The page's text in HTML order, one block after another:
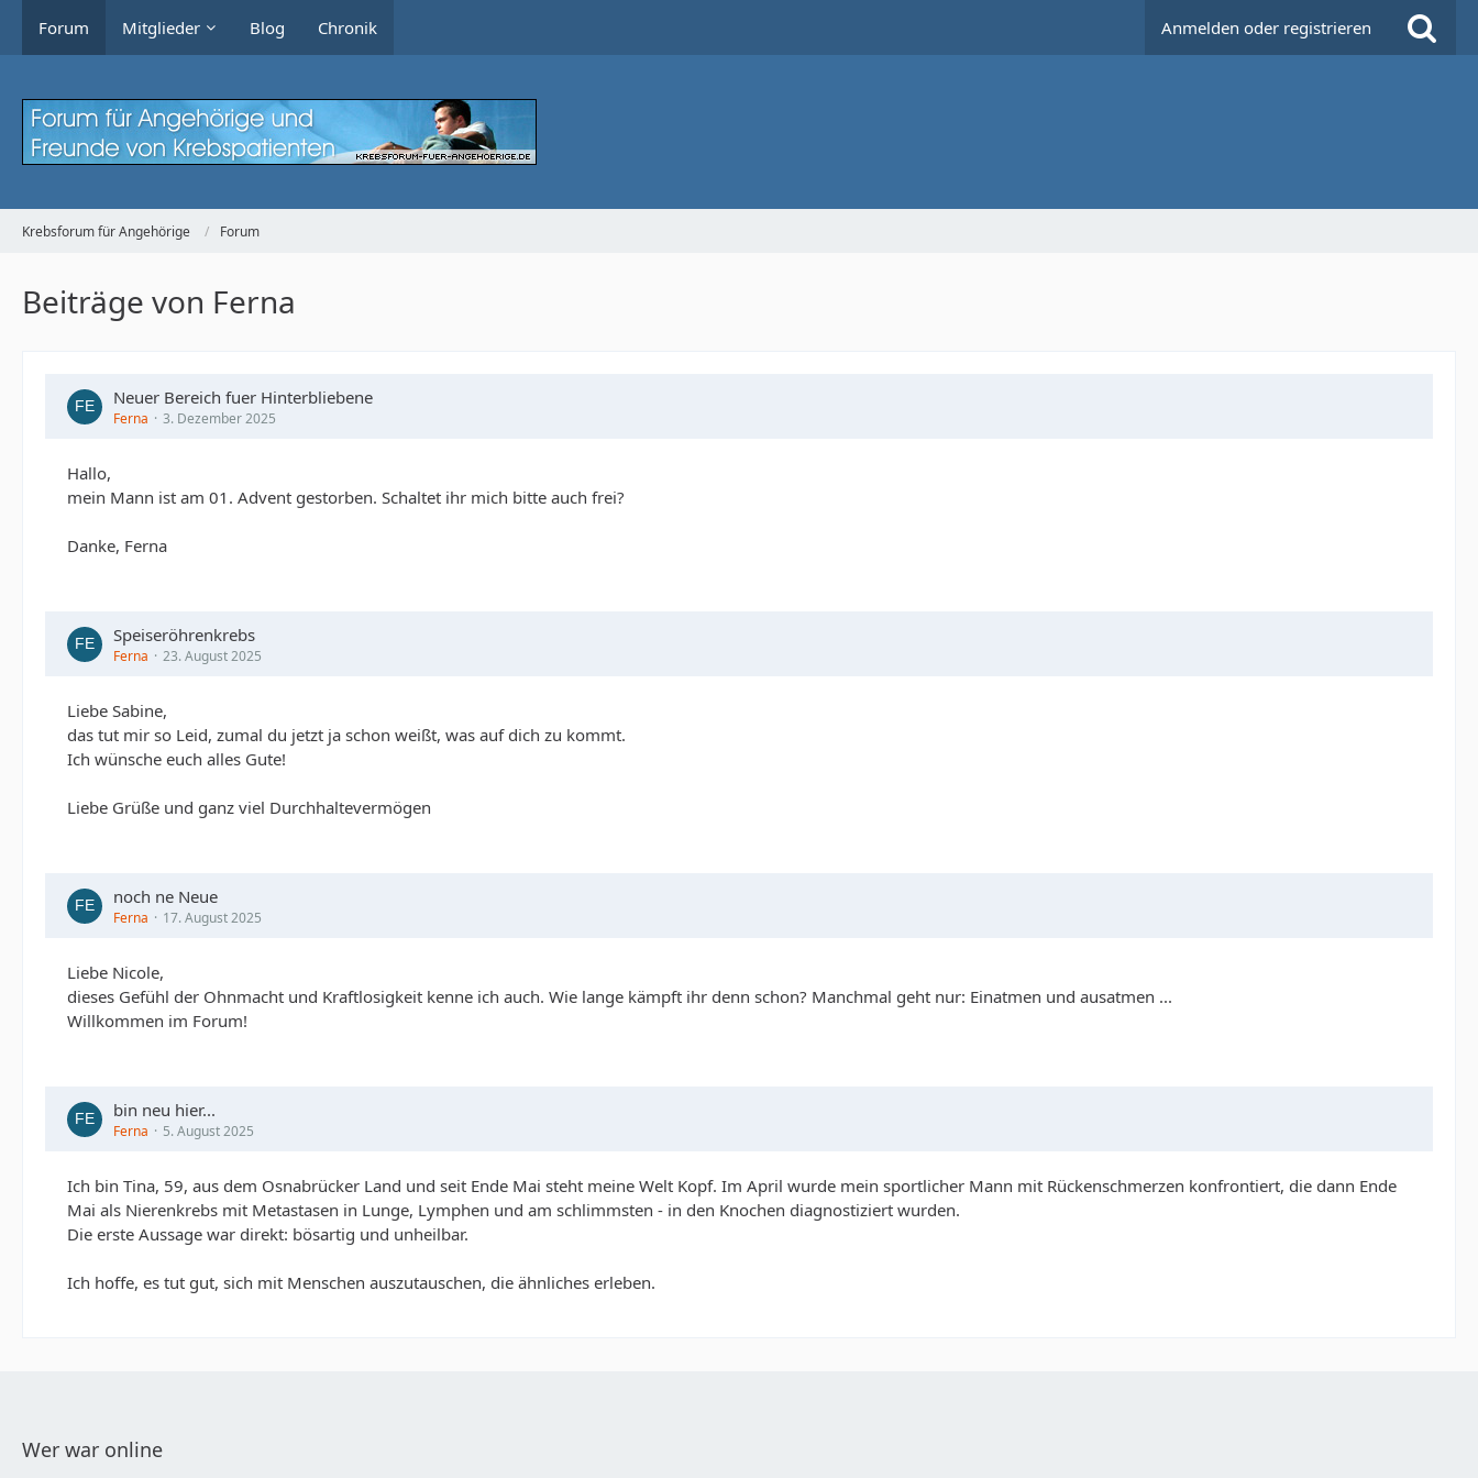
Forum Mitglieder Blog Chronik Anmelden oder registrieren
Krebsforum für Angehörige Forum
Beiträge von Ferna
Neuer Bereich fuer Hinterbliebene
Ferna 3. Dezember 2025
Hallo,
mein Mann ist am 01. Advent gestorben. Schaltet ihr mich bitte auch frei?
Danke, Ferna
Speiseröhrenkrebs
Ferna 23. August 2025
Liebe Sabine,
das tut mir so Leid, zumal du jetzt ja schon weißt, was auf dich zu kommt.
Ich wünsche euch alles Gute!
Liebe Grüße und ganz viel Durchhaltevermögen
noch ne Neue
Ferna 17. August 2025
Liebe Nicole,
dieses Gefühl der Ohnmacht und Kraftlosigkeit kenne ich auch. Wie lange kämpft ihr denn schon? Manchmal geht nur: Einatmen und ausatmen ...
Willkommen im Forum!
bin neu hier...
Ferna 5. August 2025
Ich bin Tina, 59, aus dem Osnabrücker Land und seit Ende Mai steht meine Welt Kopf. Im April wurde mein sportlicher Mann mit Rückenschmerzen konfrontiert, die dann Ende
Mai als Nierenkrebs mit Metastasen in Lunge, Lymphen und am schlimmsten - in den Knochen diagnostiziert wurden.
Die erste Aussage war direkt: bösartig und unheilbar.
Ich hoffe, es tut gut, sich mit Menschen auszutauschen, die ähnliches erleben.
Wer war online